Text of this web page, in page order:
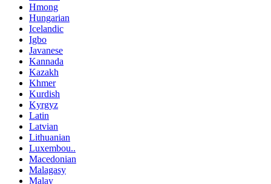
Hmong
Hungarian
Icelandic
Igbo
Javanese
Kannada
Kazakh
Khmer
Kurdish
Kyrgyz
Latin
Latvian
Lithuanian
Luxembou..
Macedonian
Malagasy
Malay